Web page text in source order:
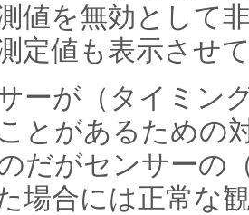
値を無効として
定値も表示させ
ーが（タイミン
とがあるための
だがセンサーの
場合には正常な